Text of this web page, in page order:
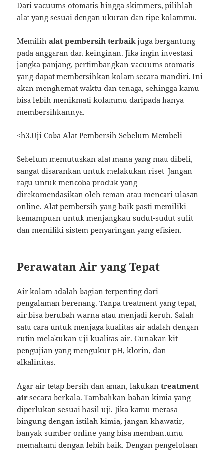
Dari vacuums otomatis hingga skimmers, pilihlah
alat yang sesuai dengan ukuran dan tipe kolammu.
Memilihalat pembersih terbaik juga bergantung
pada anggaran dan keinginan. Jika ingin investasi
jangka panjang, pertimbangkan vacuums otomatis
yang dapat membersihkan kolam secara mandiri. Ini
akan menghemat waktu dan tenaga, sehingga kamu
bisa lebih menikmati kolammu daripada hanya
membersihkannya.
<h3.Uji Coba Alat Pembersih Sebelum Membeli
Sebelum memutuskan alat mana yang mau dibeli,
sangat disarankan untuk melakukan riset. Jangan
ragu untuk mencoba produk yang
direkomendasikan oleh teman atau mencari ulasan
online. Alat pembersih yang baik pasti memiliki
kemampuan untuk menjangkau sudut-sudut sulit
dan memiliki sistem penyaringan yang efisien.
Perawatan Air yang Tepat
Air kolam adalah bagian terpenting dari
pengalaman berenang. Tanpa treatment yang tepat,
air bisa berubah warna atau menjadi keruh. Salah
satu cara untuk menjaga kualitas air adalah dengan
rutin melakukan uji kualitas air. Gunakan kit
pengujian yang mengukur pH, klorin, dan
alkalinitas.
Agar air tetap bersih dan aman, lakukantreatment
air secara berkala. Tambahkan bahan kimia yang
diperlukan sesuai hasil uji. Jika kamu merasa
bingung dengan istilah kimia, jangan khawatir,
banyak sumber online yang bisa membantumu
memahami dengan lebih baik. Dengan pengelolaan